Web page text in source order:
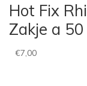
Hot Fix
Zakje a
€7,00